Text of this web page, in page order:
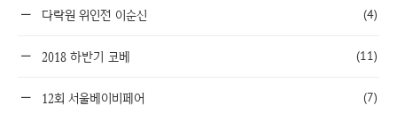
다락원 위인전 이순신 (4)
2018 하반기 코베 (11)
12회 서울베이비페어 (7)